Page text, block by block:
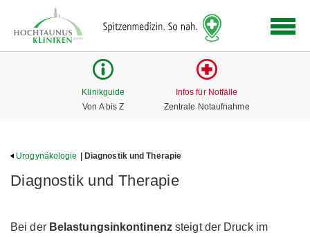
Link
zur
Klinikguide
Von A bis Z
Infos für Notfälle
Zentrale Notaufnahme
Urogynäkologie | Diagnostik und Therapie
Diagnostik und Therapie
Bei der Belastungsinkontinenzsteigt der Druck im